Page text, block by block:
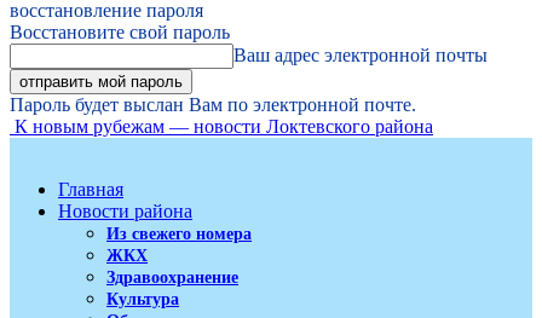
восстановление пароля
Восстановите свой пароль
Ваш адрес электронной почты
Пароль будет выслан Вам по электронной почте.
К новым рубежам — новости Локтевского района
Главная
Новости района
Из свежего номера
ЖКХ
Здравоохранение
Культура